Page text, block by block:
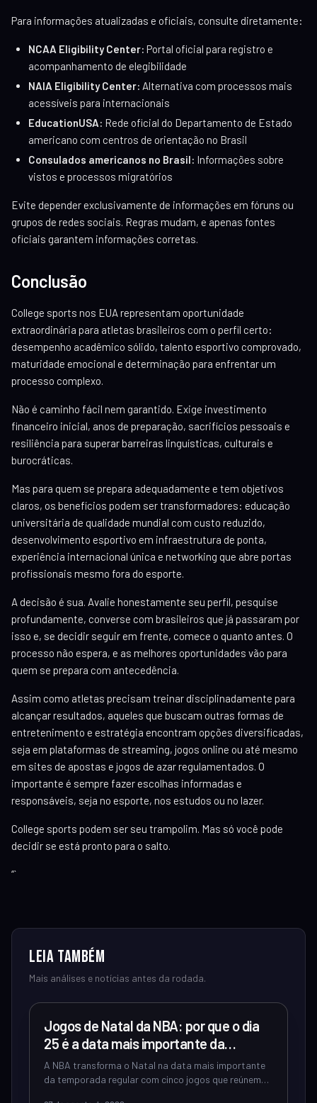
Para informações atualizadas e oficiais, consulte diretamente:
NCAA Eligibility Center: Portal oficial para registro e
acompanhamento de elegibilidade
NAIA Eligibility Center: Alternativa com processos mais
acessíveis para internacionais
EducationUSA: Rede oficial do Departamento de Estado
americano com centros de orientação no Brasil
Consulados americanos no Brasil: Informações sobre
vistos e processos migratórios
Evite depender exclusivamente de informações em fóruns ou
grupos de redes sociais. Regras mudam, e apenas fontes
oficiais garantem informações corretas.
Conclusão
College sports nos EUA representam oportunidade
extraordinária para atletas brasileiros com o perfil certo:
desempenho acadêmico sólido, talento esportivo comprovado,
maturidade emocional e determinação para enfrentar um
processo complexo.
Não é caminho fácil nem garantido. Exige investimento
financeiro inicial, anos de preparação, sacrifícios pessoais e
resiliência para superar barreiras linguísticas, culturais e
burocráticas.
Mas para quem se prepara adequadamente e tem objetivos
claros, os benefícios podem ser transformadores: educação
universitária de qualidade mundial com custo reduzido,
desenvolvimento esportivo em infraestrutura de ponta,
experiência internacional única e networking que abre portas
profissionais mesmo fora do esporte.
A decisão é sua. Avalie honestamente seu perfil, pesquise
profundamente, converse com brasileiros que já passaram por
isso e, se decidir seguir em frente, comece o quanto antes. O
processo não espera, e as melhores oportunidades vão para
quem se prepara com antecedência.
Assim como atletas precisam treinar disciplinadamente para
alcançar resultados, aqueles que buscam outras formas de
entretenimento e estratégia encontram opções diversificadas,
seja em plataformas de streaming, jogos online ou até mesmo
em sites de apostas e jogos de azar regulamentados. O
importante é sempre fazer escolhas informadas e
responsáveis, seja no esporte, nos estudos ou no lazer.
College sports podem ser seu trampolim. Mas só você pode
decidir se está pronto para o salto.
“`
Leia também
Mais análises e notícias antes da rodada.
UNCATEGORIZED
Jogos de Natal da NBA: por que o dia
25 é a data mais importante da
temporada regular
A NBA transforma o Natal na data mais importante
da temporada regular com cinco jogos que reúnem